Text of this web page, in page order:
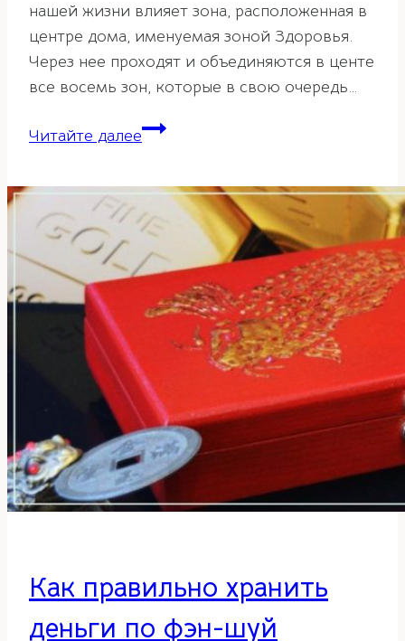
нашей жизни влияет зона, расположенная в
центре дома, именуемая зоной Здоровья.
Через нее проходят и объединяются в центе
все восемь зон, которые в свою очередь…
Читайте далееЗона
фэн-
шуй
Как правильно хранить
деньги по фэн-шуй